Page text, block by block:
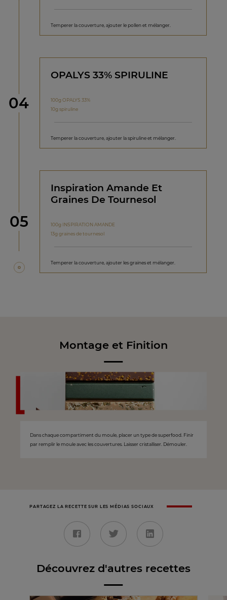
Temperer la couverture, ajouter le pollen et mélanger.
étape
04
OPALYS 33% SPIRULINE
100g OPALYS 33%
10g spiruline
Temperer la couverture, ajouter la spiruline et mélanger.
étape
05
Inspiration Amande Et
Graines De Tournesol
100g INSPIRATION AMANDE
13g graines de tournesol
Temperer la couverture, ajouter les graines et mélanger.
Montage et Finition
Dans chaque compartiment du moule, placer un type de superfood. Finir
par remplir le moule avec les couvertures. Laisser cristalliser. Démouler.
PARTAGEZ LA RECETTE SUR LES MÉDIAS SOCIAUX
Découvrez d'autres recettes